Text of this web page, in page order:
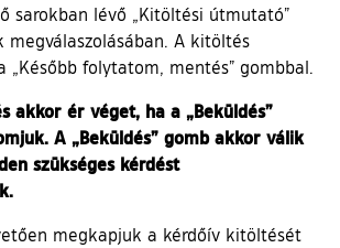
sarokban lévő „Kitöltési útmutató”
megválaszolásában. A kitöltés
„Később folytatom, mentés” gombbal.
akkor ér véget, ha a „Beküldés”
A „Beküldés” gomb akkor válik
szükséges kérdést
megkapjuk a kérdőív kitöltését